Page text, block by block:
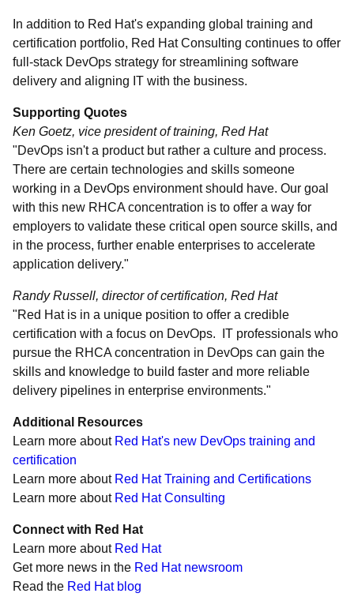
In addition to Red Hat's expanding global training and
certification portfolio, Red Hat Consulting continues to offer
full-stack DevOps strategy for streamlining software
delivery and aligning IT with the business.
Supporting Quotes
Ken Goetz, vice president of training, Red Hat
"DevOps isn't a product but rather a culture and process.
There are certain technologies and skills someone
working in a DevOps environment should have. Our goal
with this new RHCA concentration is to offer a way for
employers to validate these critical open source skills, and
in the process, further enable enterprises to accelerate
application delivery."
Randy Russell, director of certification, Red Hat
"Red Hat is in a unique position to offer a credible
certification with a focus on DevOps. IT professionals who
pursue the RHCA concentration in DevOps can gain the
skills and knowledge to build faster and more reliable
delivery pipelines in enterprise environments."
Additional Resources
Learn more about Red Hat's new DevOps training and
certification
Learn more about Red Hat Training and Certifications
Learn more about Red Hat Consulting
Connect with Red Hat
Learn more about Red Hat
Get more news in the Red Hat newsroom
Read the Red Hat blog